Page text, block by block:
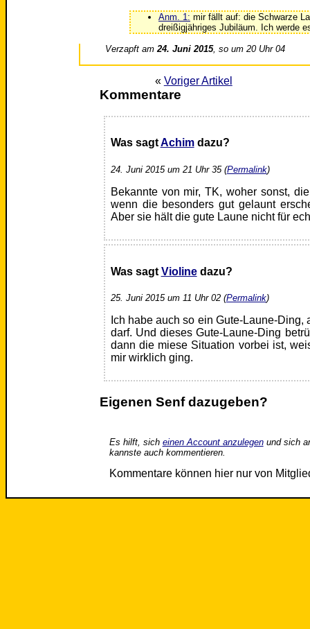
Anm. 1: mir fällt auf: die Schwarze
dreißigjähriges Jubiläum. Ich werde
Verzapft am24. Juni 2015, so um 20 Uhr 04
« Voriger Artikel
Kommentare
Was sagtAchimdazu?
24. Juni 2015 um 21 Uhr 35 (Permalink)
Bekannte von mir, TK, woher sonst,
wenn die besonders gut gelaunt
Aber sie hält die gute Laune nicht für
Was sagt Violinedazu?
25. Juni 2015 um 11 Uhr 02 (Permalink)
Ich habe auch so ein Gute-Laune-
darf. Und dieses Gute-Laune-Ding
dann die miese Situation vorbei ist,
mir wirklich ging.
Eigenen Senf dazugeben?
Es hilft, sich einen Account anzulegenund sich
kannste auch kommentieren.
Kommentare können hier nur von